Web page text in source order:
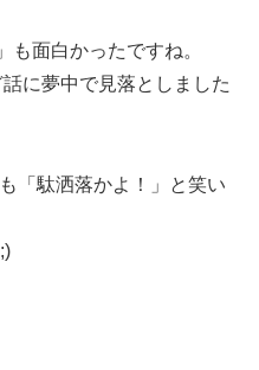
面白かったですね。
に夢中で見落としました
「駄洒落かよ！」と笑い